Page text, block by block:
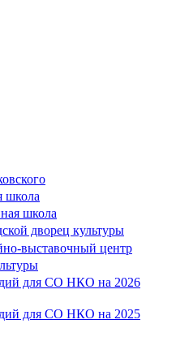
школа
школа
дворец культуры
выставочный центр
для СО НКО на 2026
для СО НКО на 2025